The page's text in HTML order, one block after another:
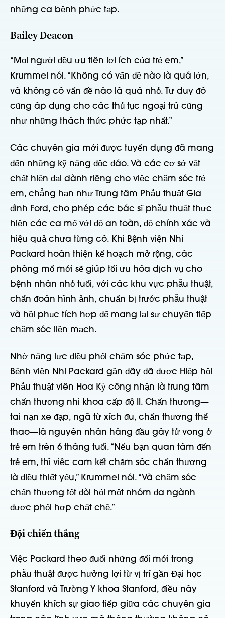
những ca bệnh phức tạp.
Bailey Deacon
“Mọi người đều ưu tiên lợi ích của trẻ em,”
Krummel nói. “Không có vấn đề nào là quá lớn,
và không có vấn đề nào là quá nhỏ. Tư duy đó
cũng áp dụng cho các thủ tục ngoại trú cũng
như những thách thức phức tạp nhất.”
Các chuyên gia mới được tuyển dụng đã mang
đến những kỹ năng độc đáo. Và các cơ sở vật
chất hiện đại dành riêng cho việc chăm sóc trẻ
em, chẳng hạn như Trung tâm Phẫu thuật Gia
đình Ford, cho phép các bác sĩ phẫu thuật thực
hiện các ca mổ với độ an toàn, độ chính xác và
hiệu quả chưa từng có. Khi Bệnh viện Nhi
Packard hoàn thiện kế hoạch mở rộng, các
phòng mổ mới sẽ giúp tối ưu hóa dịch vụ cho
bệnh nhân nhỏ tuổi, với các khu vực phẫu thuật,
chẩn đoán hình ảnh, chuẩn bị trước phẫu thuật
và hồi phục tích hợp để mang lại sự chuyển tiếp
chăm sóc liền mạch.
Nhờ năng lực điều phối chăm sóc phức tạp,
Bệnh viện Nhi Packard gần đây đã được Hiệp hội
Phẫu thuật viên Hoa Kỳ công nhận là trung tâm
chấn thương nhi khoa cấp độ II. Chấn thương—
tai nạn xe đạp, ngã từ xích đu, chấn thương thể
thao—là nguyên nhân hàng đầu gây tử vong ở
trẻ em trên 6 tháng tuổi. “Nếu bạn quan tâm đến
trẻ em, thì việc cam kết chăm sóc chấn thương
là điều thiết yếu,” Krummel nói. “Và chăm sóc
chấn thương tốt đòi hỏi một nhóm đa ngành
được phối hợp chặt chẽ.”
Đội chiến thắng
Việc Packard theo đuổi những đổi mới trong
phẫu thuật được hưởng lợi từ vị trí gần Đại học
Stanford và Trường Y khoa Stanford, điều này
khuyến khích sự giao tiếp giữa các chuyên gia